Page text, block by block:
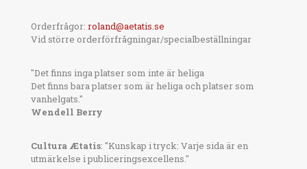
Orderfrågor: roland@aetatis.se
Vid större orderförfrågningar/specialbeställningar
"Det finns inga platser som inte är heliga
Det finns bara platser som är heliga och platser som
vanhelgats."
Wendell Berry
Cultura Ætatis: "Kunskap i tryck: Varje sida är en
utmärkelse i publiceringsexcellens."